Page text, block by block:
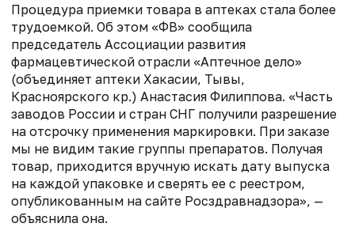
Процедура приемки товара в аптеках стала более
трудоемкой. Об этом «ФВ» сообщила
председатель Ассоциации развития
фармацевтической отрасли «Аптечное дело»
(объединяет аптеки Хакасии, Тывы,
Красноярского кр.) Анастасия Филиппова. «Часть
заводов России и стран СНГ получили разрешение
на отсрочку применения маркировки. При заказе
мы не видим такие группы препаратов. Получая
товар, приходится вручную искать дату выпуска
на каждой упаковке и сверять ее с реестром,
опубликованным на сайте Росздравнадзора», —
объяснила она.